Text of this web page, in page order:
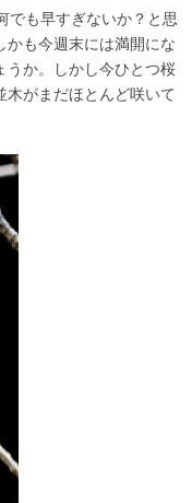
でも早すぎないか？と思
かも今週末には満開にな
うか。しかし今ひとつ桜
がまだほとんど咲いて